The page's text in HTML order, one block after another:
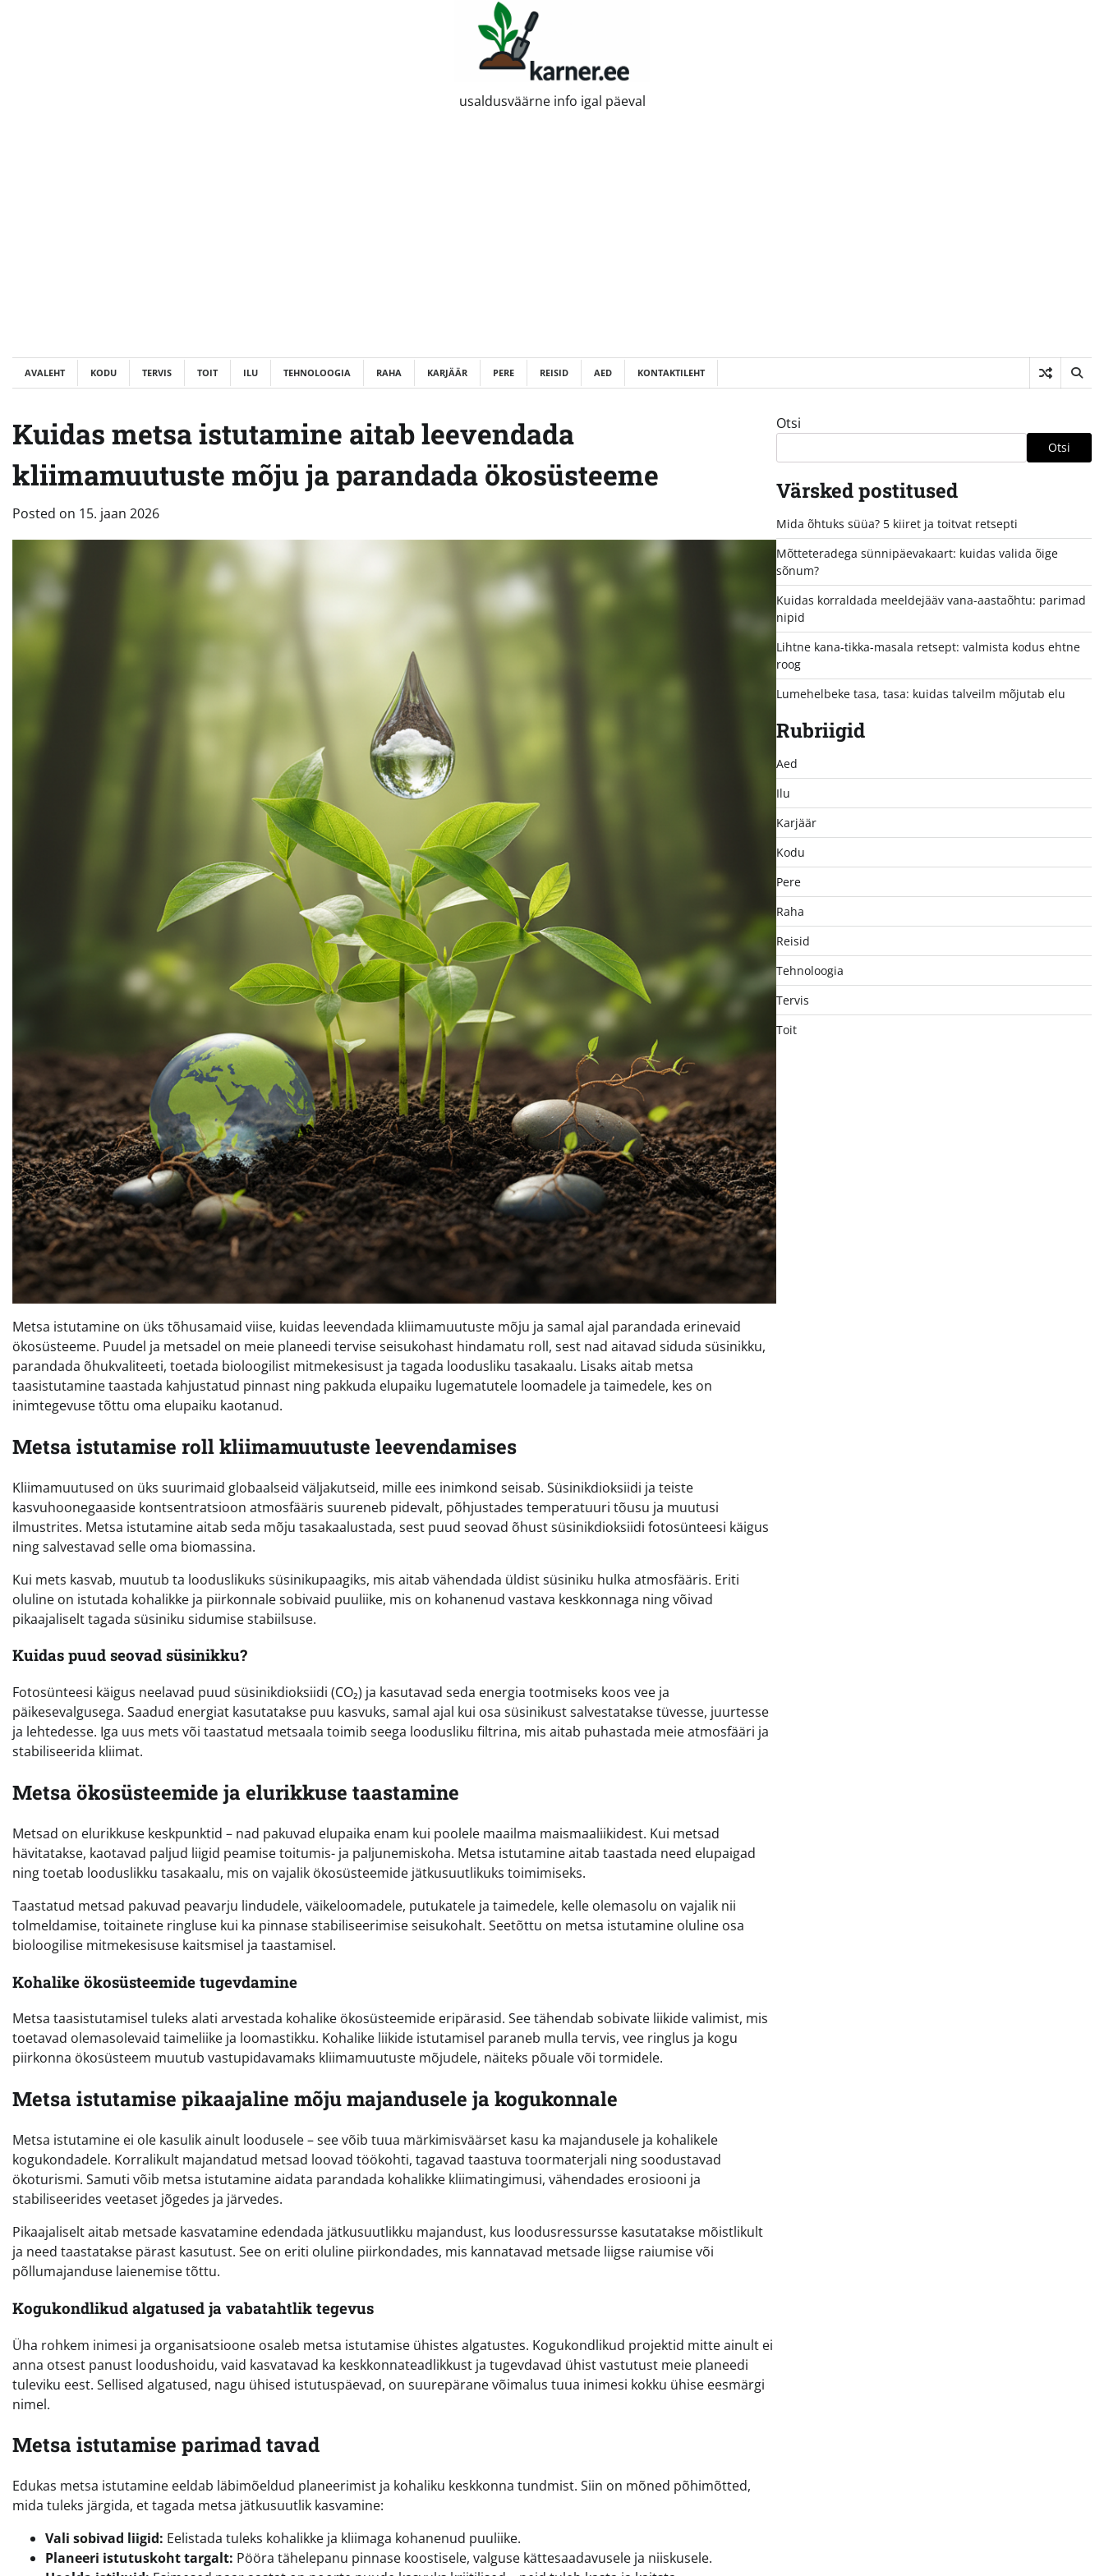
usaldusväärne info igal päeval
AVALEHT KODU TERVIS TOIT ILU TEHNOLOOGIA RAHA KARJÄÄR PERE REISID AED KONTAKTILEHT
Kuidas metsa istutamine aitab leevendada
kliimamuutuste mõju ja parandada ökosüsteeme
Posted on 15. jaan 2026
Metsa istutamine on üks tõhusamaid viise, kuidas leevendada kliimamuutuste mõju ja samal ajal parandada erinevaid
ökosüsteeme. Puudel ja metsadel on meie planeedi tervise seisukohast hindamatu roll, sest nad aitavad siduda süsinikku,
parandada õhukvaliteeti, toetada bioloogilist mitmekesisust ja tagada loodusliku tasakaalu. Lisaks aitab metsa
taasistutamine taastada kahjustatud pinnast ning pakkuda elupaiku lugematutele loomadele ja taimedele, kes on
inimtegevuse tõttu oma elupaiku kaotanud.
Metsa istutamise roll kliimamuutuste leevendamises
Kliimamuutused on üks suurimaid globaalseid väljakutseid, mille ees inimkond seisab. Süsinikdioksiidi ja teiste
kasvuhoonegaaside kontsentratsioon atmosfääris suureneb pidevalt, põhjustades temperatuuri tõusu ja muutusi
ilmustrites. Metsa istutamine aitab seda mõju tasakaalustada, sest puud seovad õhust süsinikdioksiidi fotosünteesi käigus
ning salvestavad selle oma biomassina.
Kui mets kasvab, muutub ta looduslikuks süsinikupaagiks, mis aitab vähendada üldist süsiniku hulka atmosfääris. Eriti
oluline on istutada kohalikke ja piirkonnale sobivaid puuliike, mis on kohanenud vastava keskkonnaga ning võivad
pikaajaliselt tagada süsiniku sidumise stabiilsuse.
Kuidas puud seovad süsinikku?
Fotosünteesi käigus neelavad puud süsinikdioksiidi (CO₂) ja kasutavad seda energia tootmiseks koos vee ja
päikesevalgusega. Saadud energiat kasutatakse puu kasvuks, samal ajal kui osa süsinikust salvestatakse tüvesse, juurtesse
ja lehtedesse. Iga uus mets või taastatud metsaala toimib seega loodusliku filtrina, mis aitab puhastada meie atmosfääri ja
stabiliseerida kliimat.
Metsa ökosüsteemide ja elurikkuse taastamine
Metsad on elurikkuse keskpunktid – nad pakuvad elupaika enam kui poolele maailma maismaaliikidest. Kui metsad
hävitatakse, kaotavad paljud liigid peamise toitumis- ja paljunemiskoha. Metsa istutamine aitab taastada need elupaigad
ning toetab looduslikku tasakaalu, mis on vajalik ökosüsteemide jätkusuutlikuks toimimiseks.
Taastatud metsad pakuvad peavarju lindudele, väikeloomadele, putukatele ja taimedele, kelle olemasolu on vajalik nii
tolmeldamise, toitainete ringluse kui ka pinnase stabiliseerimise seisukohalt. Seetõttu on metsa istutamine oluline osa
bioloogilise mitmekesisuse kaitsmisel ja taastamisel.
Kohalike ökosüsteemide tugevdamine
Metsa taasistutamisel tuleks alati arvestada kohalike ökosüsteemide eripärasid. See tähendab sobivate liikide valimist, mis
toetavad olemasolevaid taimeliike ja loomastikku. Kohalike liikide istutamisel paraneb mulla tervis, vee ringlus ja kogu
piirkonna ökosüsteem muutub vastupidavamaks kliimamuutuste mõjudele, näiteks põuale või tormidele.
Metsa istutamise pikaajaline mõju majandusele ja kogukonnale
Metsa istutamine ei ole kasulik ainult loodusele – see võib tuua märkimisväärset kasu ka majandusele ja kohalikele
kogukondadele. Korralikult majandatud metsad loovad töökohti, tagavad taastuva toormaterjali ning soodustavad
ökoturismi. Samuti võib metsa istutamine aidata parandada kohalikke kliimatingimusi, vähendades erosiooni ja
stabiliseerides veetaset jõgedes ja järvedes.
Pikaajaliselt aitab metsade kasvatamine edendada jätkusuutlikku majandust, kus loodusressursse kasutatakse mõistlikult
ja need taastatakse pärast kasutust. See on eriti oluline piirkondades, mis kannatavad metsade liigse raiumise või
põllumajanduse laienemise tõttu.
Kogukondlikud algatused ja vabatahtlik tegevus
Üha rohkem inimesi ja organisatsioone osaleb metsa istutamise ühistes algatustes. Kogukondlikud projektid mitte ainult ei
anna otsest panust loodushoidu, vaid kasvatavad ka keskkonnateadlikkust ja tugevdavad ühist vastutust meie planeedi
tuleviku eest. Sellised algatused, nagu ühised istutuspäevad, on suurepärane võimalus tuua inimesi kokku ühise eesmärgi
nimel.
Metsa istutamise parimad tavad
Edukas metsa istutamine eeldab läbimõeldud planeerimist ja kohaliku keskkonna tundmist. Siin on mõned põhimõtted,
mida tuleks järgida, et tagada metsa jätkusuutlik kasvamine:
Vali sobivad liigid: Eelistada tuleks kohalikke ja kliimaga kohanenud puuliike.
Planeeri istutuskoht targalt: Pööra tähelepanu pinnase koostisele, valguse kättesaadavusele ja niiskusele.
Otsi
Otsi
Värsked postitused
Mida õhtuks süüa? 5 kiiret ja toitvat retsepti
Mõtteteradega sünnipäevakaart: kuidas valida õige
sõnum?
Kuidas korraldada meeldejääv vana-aastaõhtu: parimad
nipid
Lihtne kana-tikka-masala retsept: valmista kodus ehtne
roog
Lumehelbeke tasa, tasa: kuidas talveilm mõjutab elu
Rubriigid
Aed
Ilu
Karjäär
Kodu
Pere
Raha
Reisid
Tehnoloogia
Tervis
Toit